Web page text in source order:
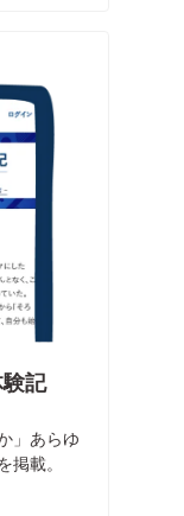
記
」あらゆ
載。